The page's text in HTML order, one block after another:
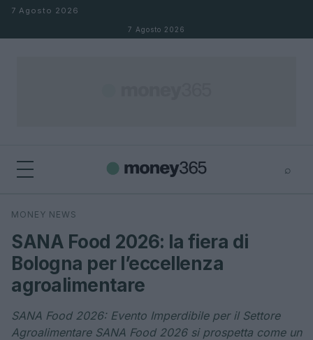
Salta al contenuto
7 Agosto 2026
7 Agosto 2026
⌕
Cerca
MONEY NEWS
SANA Food 2026: la fiera di
Bologna per l’eccellenza
agroalimentare
SANA Food 2026: Evento Imperdibile per il Settore
Agroalimentare SANA Food 2026 si prospetta come un